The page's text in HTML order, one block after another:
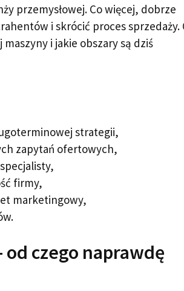
przemysłowej. Co więcej, dobrze
i skrócić proces sprzedaży.
i jakie obszary są dziś
strategii,
zapytań ofertowych,
firmy,
marketingowy,
czego naprawdę